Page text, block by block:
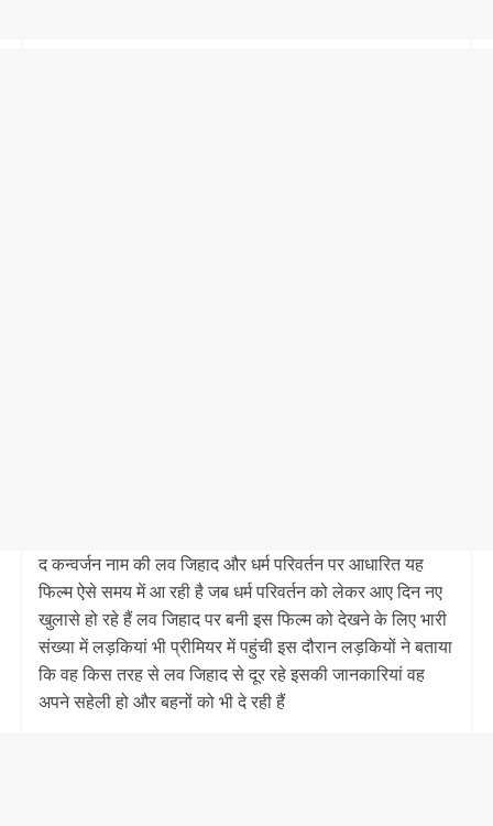
द कन्वर्जन नाम की लव जिहाद और धर्म परिवर्तन पर आधारित यह
फिल्म ऐसे समय में आ रही है जब धर्म परिवर्तन को लेकर आए दिन नए
खुलासे हो रहे हैं लव जिहाद पर बनी इस फिल्म को देखने के लिए भारी
संख्या में लड़कियां भी प्रीमियर में पहुंची इस दौरान लड़कियों ने बताया
कि वह किस तरह से लव जिहाद से दूर रहे इसकी जानकारियां वह
अपने सहेली हो और बहनों को भी दे रही हैं